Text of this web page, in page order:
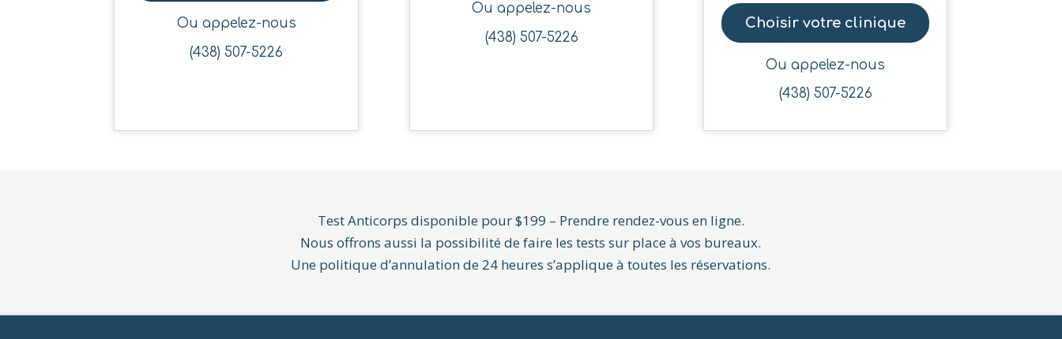
Ou appelez-nous
(438) 507-5226
Ou appelez-nous
(438) 507-5226
Choisir votre clinique
Ou appelez-nous
(438) 507-5226
Test Anticorps disponible pour $199 – Prendre rendez-vous en ligne.
Nous offrons aussi la possibilité de faire les tests sur place à vos bureaux.
Une politique d’annulation de 24 heures s’applique à toutes les réservations.